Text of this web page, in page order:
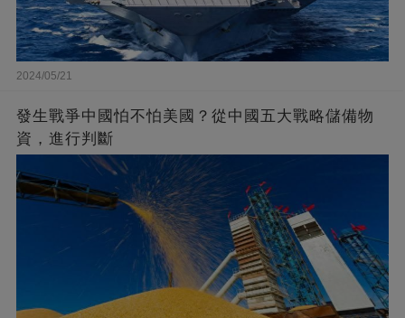
2024/05/21
發生戰爭中國怕不怕美國？從中國五大戰略儲備物
資，進行判斷